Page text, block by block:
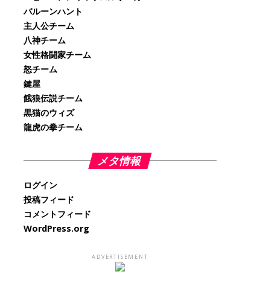
バルーンハント
主人公チーム
八神チーム
女性格闘家チーム
怒チーム
鍵屋
餓狼伝説チーム
黒猫のウィズ
龍虎の拳チーム
メタ情報
ログイン
投稿フィード
コメントフィード
WordPress.org
ADVERTISEMENT